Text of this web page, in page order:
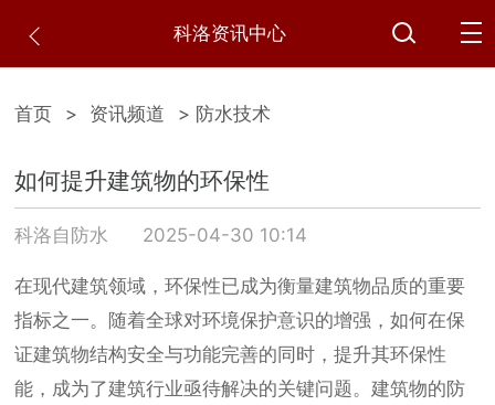
科洛资讯中心
首页 > 资讯频道 > 防水技术
如何提升建筑物的环保性
科洛自防水 2025-04-30 10:14
在现代建筑领域，环保性已成为衡量建筑物品质的重要
指标之一。随着全球对环境保护意识的增强，如何在保
证建筑物结构安全与功能完善的同时，提升其环保性
能，成为了建筑行业亟待解决的关键问题。建筑物的防